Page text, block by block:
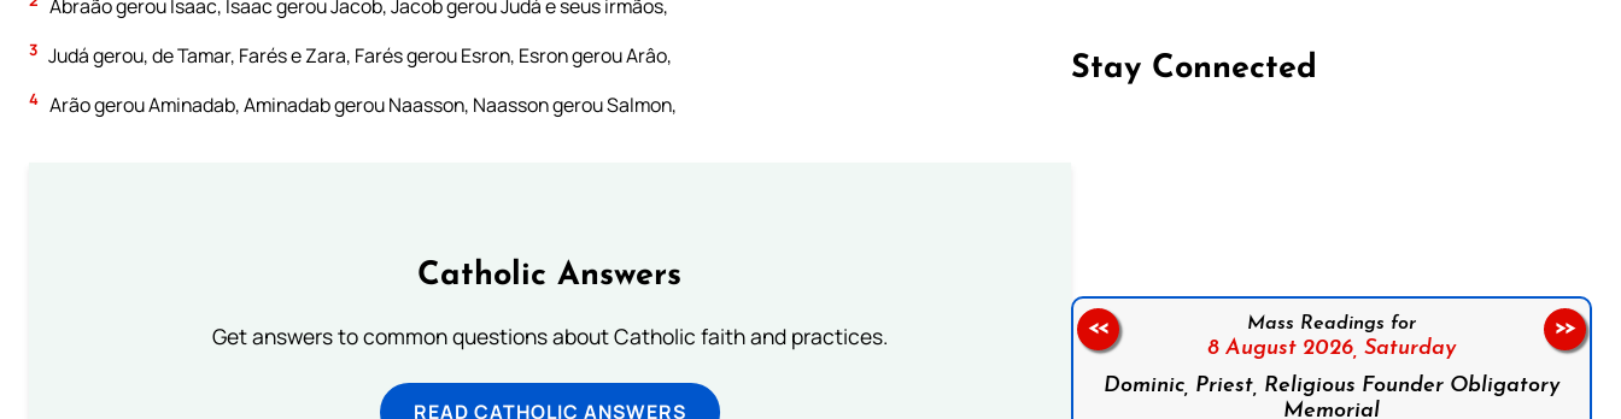
Abraão gerou Isaac, Isaac gerou Jacob, Jacob gerou Judá e seus irmãos,
3 Judá gerou, de Tamar, Farés e Zara, Farés gerou Esron, Esron gerou Arâo,
4 Arão gerou Aminadab, Aminadab gerou Naasson, Naasson gerou Salmon,
Catholic Answers
Get answers to common questions about Catholic faith and practices.
READ CATHOLIC ANSWERS
Stay Connected
Mass Readings for
8 August 2026, Saturday
Dominic, Priest, Religious Founder Obligatory
Memorial
<< >>